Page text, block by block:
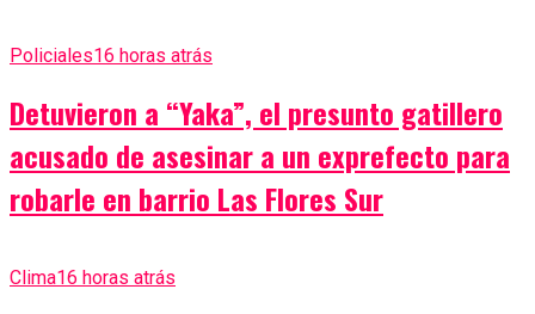
Policiales16 horas atrás
Detuvieron a “Yaka”, el presunto gatillero
acusado de asesinar a un exprefecto para
robarle en barrio Las Flores Sur
Clima16 horas atrás